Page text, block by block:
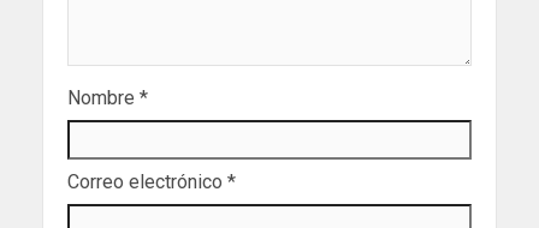
Nombre *
Correo electrónico *